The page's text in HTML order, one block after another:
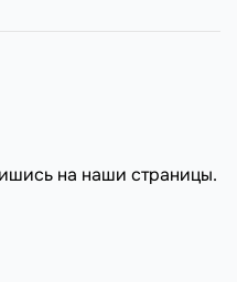
на наши страницы.